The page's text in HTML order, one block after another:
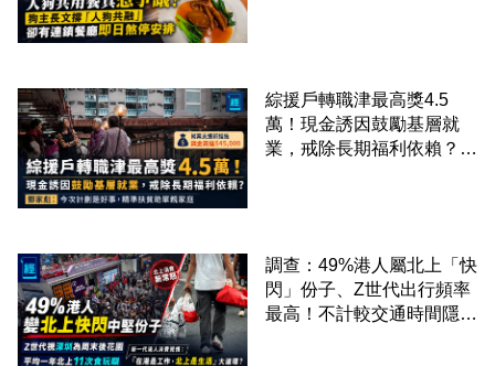
綜援戶轉職津最高獎4.5
萬！現金誘因鼓勵基層就
業，戒除長期福利依賴？鄧
調查：49%港人屬北上「快
閃」份子、Z世代出行頻率
最高！不計較交通時間隱形